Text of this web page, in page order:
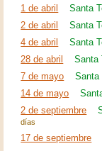
1 de abril Santa
2 de abril Santa
4 de abril Santa
28 de abril Santa
7 de mayo Santa
14 de mayo
2 de septiembre
días
17 de septiembre